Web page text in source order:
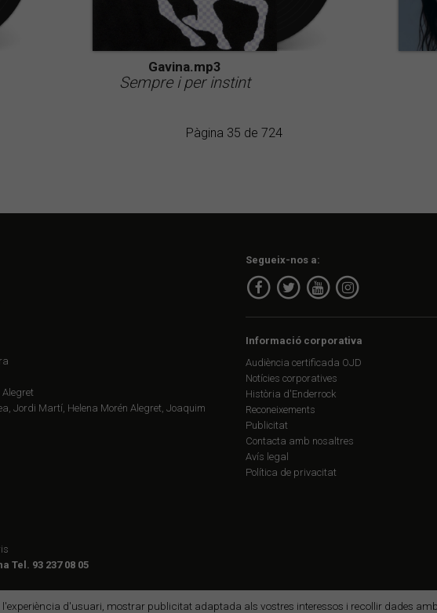
d'usuari, mostrar publicitat adaptada als vostres interessos i recollir dades
Gavina.mp3
Sempre i per instint
Pàgina 35 de 724
Alegret
Jordi Martí, Helena Morén Alegret, Joaquim
Tel. 93 237 08 05
Segueix-nos a:
Informació corporativa
Audiència certificada OJD
Notícies corporatives
Història d'Enderrock
Reconeixements
Publicitat
Contacta amb nosaltres
Avís legal
Política de privacitat